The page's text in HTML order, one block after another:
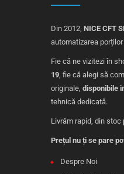
Din 2012, NICE CFT
automatizarea
Fie că ne vizitezi în
19, fie că alegi să
originale, disponibile
tehnică dedicată.
Livrăm rapid, din stoc
Prețul nu ți se pare
Despre Noi